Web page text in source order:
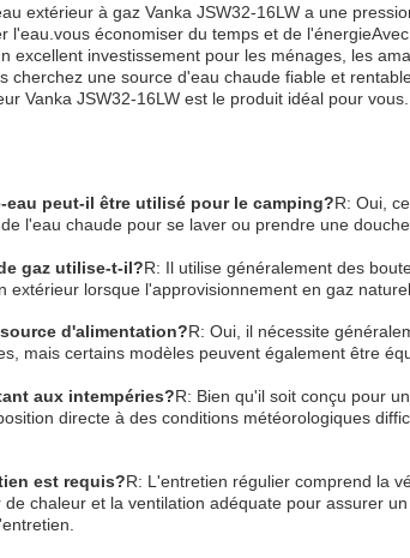
extérieur à gaz Vanka JSW32-16LW a une
l'eau.vous économiser du temps et de
excellent investissement pour les ménages, les
cherchez une source d'eau chaude fiable et
Vanka JSW32-16LW est le produit idéal pour vous.
eau peut-il être utilisé pour le camping?R: Oui,
l'eau chaude pour se laver ou prendre une douche.
gaz utilise-t-il?R: Il utilise généralement des
extérieur lorsque l'approvisionnement en gaz
d'alimentation?R: Oui, il nécessite
mais certains modèles peuvent également être
aux intempéries?R: Bien qu'il soit conçu pour
directe à des conditions météorologiques
est requis?R: L'entretien régulier comprend la
de chaleur et la ventilation adéquate pour assurer